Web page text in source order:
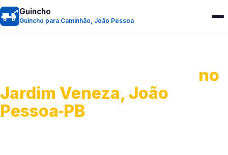
Guincho
Guincho para Caminhão, João Pessoa
no
Jardim Veneza, João
Pessoa‑PB